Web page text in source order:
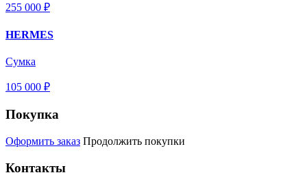
255 000 ₽
HERMES
Сумка
105 000 ₽
Покупка
Оформить заказ Продолжить покупки
Контакты